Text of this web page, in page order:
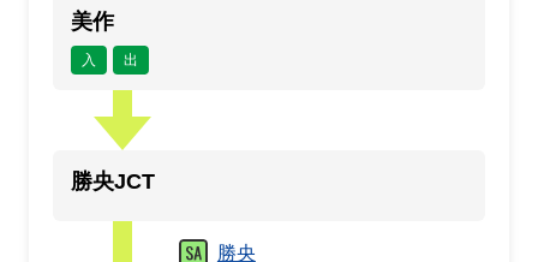
美作
入 出
勝央JCT
勝央